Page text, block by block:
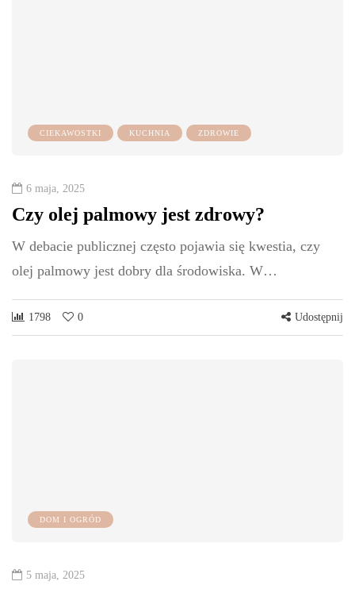
CIEKAWOSTKI KUCHNIA ZDROWIE
6 maja, 2025
Czy olej palmowy jest zdrowy?
W debacie publicznej często pojawia się kwestia, czy
olej palmowy jest dobry dla środowiska. W…
1798 0 Udostępnij
DOM I OGRÓD
5 maja, 2025